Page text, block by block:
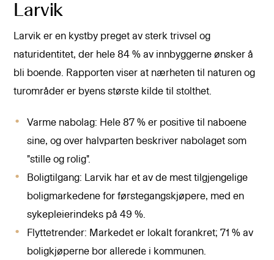
Larvik
Larvik er en kystby preget av sterk trivsel og
naturidentitet, der hele 84 % av innbyggerne ønsker å
bli boende. Rapporten viser at nærheten til naturen og
turområder er byens største kilde til stolthet.
Varme nabolag: Hele 87 % er positive til naboene
sine, og over halvparten beskriver nabolaget som
"stille og rolig".
Boligtilgang: Larvik har et av de mest tilgjengelige
boligmarkedene for førstegangskjøpere, med en
sykepleierindeks på 49 %.
Flyttetrender: Markedet er lokalt forankret; 71 % av
boligkjøperne bor allerede i kommunen.